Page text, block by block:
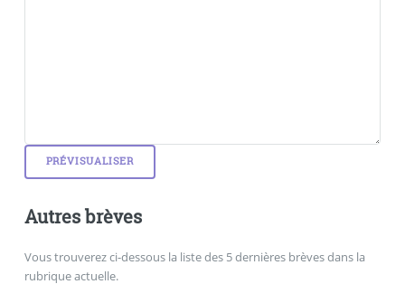
Autres brèves
Vous trouverez ci-dessous la liste des 5 dernières brèves dans la
rubrique actuelle.